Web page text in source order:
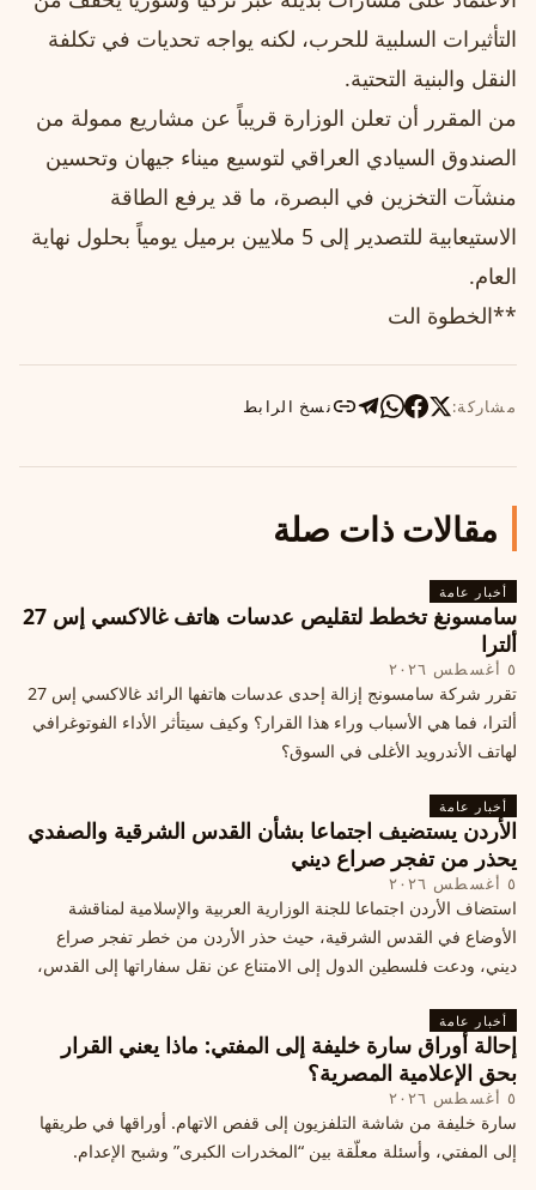
التأثيرات السلبية للحرب، لكنه يواجه تحديات في تكلفة
النقل والبنية التحتية.
من المقرر أن تعلن الوزارة قريباً عن مشاريع ممولة من
الصندوق السيادي العراقي لتوسيع ميناء جيهان وتحسين
منشآت التخزين في البصرة، ما قد يرفع الطاقة
الاستيعابية للتصدير إلى 5 ملايين برميل يومياً بحلول نهاية
العام.
**الخطوة الت
مشاركة: نسخ الرابط
مقالات ذات صلة
أخبار عامة
سامسونغ تخطط لتقليص عدسات هاتف غالاكسي إس 27
ألترا
٥ أغسطس ٢٠٢٦
تقرر شركة سامسونج إزالة إحدى عدسات هاتفها الرائد غالاكسي إس 27
ألترا، فما هي الأسباب وراء هذا القرار؟ وكيف سيتأثر الأداء الفوتوغرافي
لهاتف الأندرويد الأغلى في السوق؟
أخبار عامة
الأردن يستضيف اجتماعا بشأن القدس الشرقية والصفدي
يحذر من تفجر صراع ديني
٥ أغسطس ٢٠٢٦
استضاف الأردن اجتماعا للجنة الوزارية العربية والإسلامية لمناقشة
الأوضاع في القدس الشرقية، حيث حذر الأردن من خطر تفجر صراع
ديني، ودعت فلسطين الدول إلى الامتناع عن نقل سفاراتها إلى القدس،
أخبار عامة
إحالة أوراق سارة خليفة إلى المفتي: ماذا يعني القرار
بحق الإعلامية المصرية؟
٥ أغسطس ٢٠٢٦
سارة خليفة من شاشة التلفزيون إلى قفص الاتهام. أوراقها في طريقها
إلى المفتي، وأسئلة معلّقة بين “المخدرات الكبرى” وشبح الإعدام.